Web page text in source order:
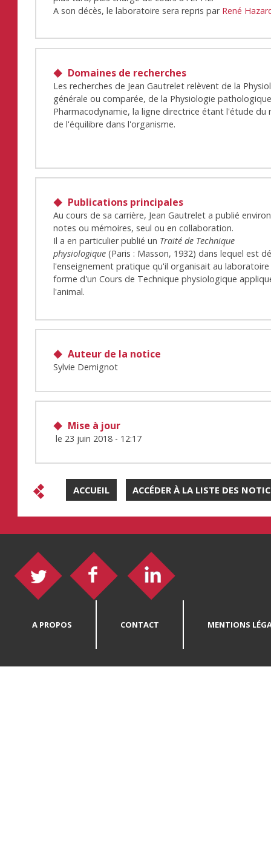
A son décès, le laboratoire sera repris par René
Domaines de recherches
Les recherches de Jean Gautrelet relèvent de la
générale ou comparée, de la Physiologie
Pharmacodynamie, la ligne directrice étant l'étude du
de l'équilibre dans l'organisme.
Publications principales
Au cours de sa carrière, Jean Gautrelet a publié
notes ou mémoires, seul ou en collaboration.
Il a en particulier publié un Traité de Technique
physiologique (Paris : Masson, 1932) dans lequel est
l'enseignement pratique qu'il organisait au laboratoire
forme d'un Cours de Technique physiologique
l'animal.
Auteur de la notice
Sylvie Demignot
Mise à jour
le 23 juin 2018 - 12:17
ACCUEIL ACCÉDER À LA LISTE DES
A PROPOS CONTACT MENTIONS